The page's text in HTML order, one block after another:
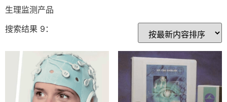
生理监测产品
搜索结果 9：